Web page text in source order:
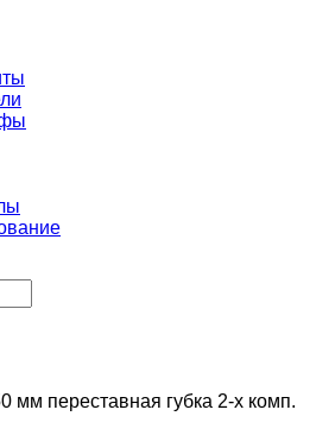
мм переставная губка 2-х комп.